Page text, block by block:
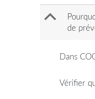
B
de
Dans
Vérifier